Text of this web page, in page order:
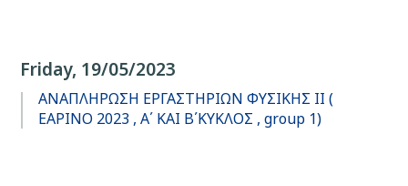
Friday, 19/05/2023
ΑΝΑΠΛΗΡΩΣΗ ΕΡΓΑΣΤΗΡΙΩΝ ΦΥΣΙΚΗΣ ΙΙ (
ΕΑΡΙΝΟ 2023 , Α΄ ΚΑΙ Β΄ΚΥΚΛΟΣ , group 1)